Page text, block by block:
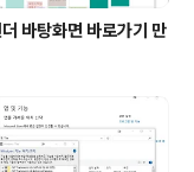
바탕화면 바로가기 만